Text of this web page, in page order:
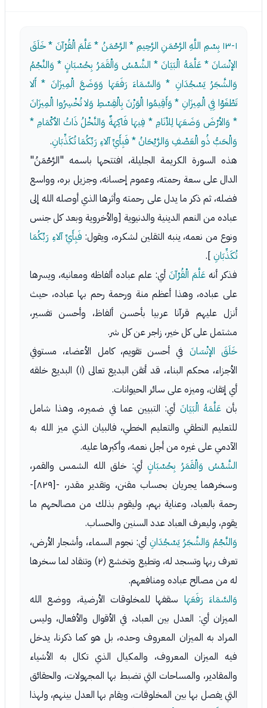
١-١٣
بِسْمِ اللَّهِ الرَّحْمَنِ الرَّحِيمِ * الرَّحْمَنُ * عَلَّمَ الْقُرْآنَ * خَلَقَ
الإنْسَانَ * عَلَّمَهُ الْبَيَانَ * الشَّمْسُ وَالْقَمَرُ بِحُسْبَانٍ * وَالنَّجْمُ
وَالشَّجَرُ يَسْجُدَانِ * وَالسَّمَاءَ رَفَعَهَا وَوَضَعَ الْمِيزَانَ * أَلا
تَطْغَوْا فِي الْمِيزَانِ * وَأَقِيمُوا الْوَزْنَ بِالْقِسْطِ وَلا تُخْسِرُوا الْمِيزَانَ
* وَالأرْضَ وَضَعَهَا لِلأنَامِ * فِيهَا فَاكِهَةٌ وَالنَّخْلُ ذَاتُ الأكْمَامِ *
وَالْحَبُّ ذُو الْعَصْفِ وَالرَّيْحَانُ * فَبِأَيِّ آلاءِ رَبِّكُمَا تُكَذِّبَانِ.
هذه السورة الكريمة الجليلة، افتتحها باسمه "الرَّحْمَنُ"
الدال على سعة رحمته، وعموم إحسانه، وجزيل بره، وواسع
فضله، ثم ذكر ما يدل على رحمته وأثرها الذي أوصله الله إلى
عباده من النعم الدينية والدنيوية [والأخروية وبعد كل جنس
ونوع من نعمه، ينبه الثقلين لشكره، ويقول: فَبِأَيِّ آلاءِ رَبِّكُمَا
تُكَذِّبَانِ ].
فذكر أنه عَلَّمَ الْقُرْآنَ أي: علم عباده ألفاظه ومعانيه، ويسرها
على عباده، وهذا أعظم منة ورحمة رحم بها عباده، حيث
أنزل عليهم قرآنا عربيا بأحسن ألفاظ، وأحسن تفسير،
مشتمل على كل خير، زاجر عن كل شر.
خَلَقَ الإنْسَانَ في أحسن تقويم، كامل الأعضاء، مستوفي
الأجزاء، محكم البناء، قد أتقن البديع تعالى (١) البديع خلقه
أي إتقان، وميزه على سائر الحيوانات.
بأن عَلَّمَهُ الْبَيَانَ أي: التبيين عما في ضميره، وهذا شامل
للتعليم النطقي والتعليم الخطي، فالبيان الذي ميز الله به
الآدمي على غيره من أجل نعمه، وأكبرها عليه.
الشَّمْسُ وَالْقَمَرُ بِحُسْبَانٍأي: خلق الله الشمس والقمر،
وسخرهما يجريان بحساب مقنن، وتقدير مقدر، -[٨٢٩]-
رحمة بالعباد، وعناية بهم، وليقوم بذلك من مصالحهم ما
يقوم، وليعرف العباد عدد السنين والحساب.
وَالنَّجْمُ وَالشَّجَرُ يَسْجُدَانِأي: نجوم السماء، وأشجار الأرض،
تعرف ربها وتسجد له، وتطيع وتخشع (٢) وتنقاد لما سخرها
له من مصالح عباده ومنافعهم.
وَالسَّمَاءَ رَفَعَهَا سقفها للمخلوقات الأرضية، ووضع الله
الميزان أي: العدل بين العباد، في الأقوال والأفعال، وليس
المراد به الميزان المعروف وحده، بل هو كما ذكرنا، يدخل
فيه الميزان المعروف، والمكيال الذي تكال به الأشياء
والمقادير، والمساحات التي تضبط بها المجهولات، والحقائق
التي يفصل بها بين المخلوقات، ويقام بها العدل بينهم، ولهذا